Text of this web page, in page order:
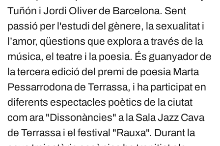
Tuñón i Jordi Oliver de Barcelona. Sent
passió per l'estudi del gènere, la sexualitat i
l’amor, qüestions que explora a través de la
música, el teatre i la poesia. És guanyador de
la tercera edició del premi de poesia Marta
Pessarrodona de Terrassa, i ha participat en
diferents espectacles poètics de la ciutat
com ara "Dissonàncies" a la Sala Jazz Cava
de Terrassa i el festival "Rauxa". Durant la